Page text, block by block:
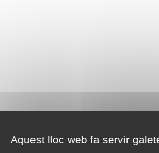
Aquest lloc web fa servir